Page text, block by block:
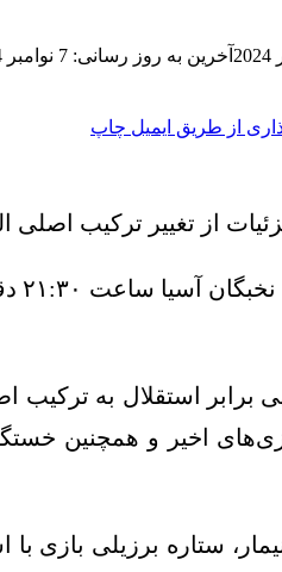
آخرین به روز رسانی: 7 نوامبر 2024
از طریق ایمیل چاپ
از تغییر ترکیب اصلی
برابر استقلال به
اخیر و همچنین
ستاره برزیلی بازی با